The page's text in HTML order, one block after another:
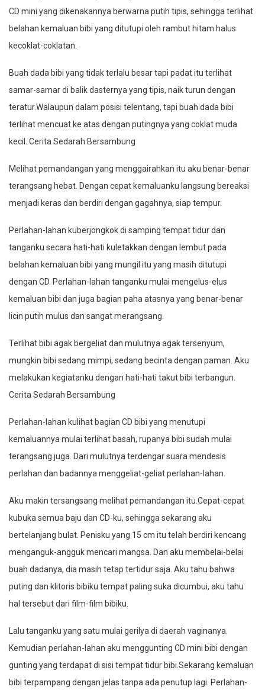
CD mini yang dikenakannya berwarna putih tipis, sehingga terlihat
belahan kemaluan bibi yang ditutupi oleh rambut hitam halus
kecoklat-coklatan.
Buah dada bibi yang tidak terlalu besar tapi padat itu terlihat
samar-samar di balik dasternya yang tipis, naik turun dengan
teratur.Walaupun dalam posisi telentang, tapi buah dada bibi
terlihat mencuat ke atas dengan putingnya yang coklat muda
kecil. Cerita Sedarah Bersambung
Melihat pemandangan yang menggairahkan itu aku benar-benar
terangsang hebat. Dengan cepat kemaluanku langsung bereaksi
menjadi keras dan berdiri dengan gagahnya, siap tempur.
Perlahan-lahan kuberjongkok di samping tempat tidur dan
tanganku secara hati-hati kuletakkan dengan lembut pada
belahan kemaluan bibi yang mungil itu yang masih ditutupi
dengan CD. Perlahan-lahan tanganku mulai mengelus-elus
kemaluan bibi dan juga bagian paha atasnya yang benar-benar
licin putih mulus dan sangat merangsang.
Terlihat bibi agak bergeliat dan mulutnya agak tersenyum,
mungkin bibi sedang mimpi, sedang becinta dengan paman. Aku
melakukan kegiatanku dengan hati-hati takut bibi terbangun.
Cerita Sedarah Bersambung
Perlahan-lahan kulihat bagian CD bibi yang menutupi
kemaluannya mulai terlihat basah, rupanya bibi sudah mulai
terangsang juga. Dari mulutnya terdengar suara mendesis
perlahan dan badannya menggeliat-geliat perlahan-lahan.
Aku makin tersangsang melihat pemandangan itu.Cepat-cepat
kubuka semua baju dan CD-ku, sehingga sekarang aku
bertelanjang bulat. Penisku yang 15 cm itu telah berdiri kencang
menganguk-angguk mencari mangsa. Dan aku membelai-belai
buah dadanya, dia masih tetap tertidur saja. Aku tahu bahwa
puting dan klitoris bibiku tempat paling suka dicumbui, aku tahu
hal tersebut dari film-film bibiku.
Lalu tanganku yang satu mulai gerilya di daerah vaginanya.
Kemudian perlahan-lahan aku menggunting CD mini bibi dengan
gunting yang terdapat di sisi tempat tidur bibi.Sekarang kemaluan
bibi terpampang dengan jelas tanpa ada penutup lagi. Perlahan-